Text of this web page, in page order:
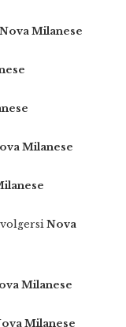
Nova Milanese
Milanese
Nova
Milanese
Milanese